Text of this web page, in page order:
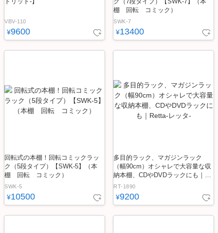
VBV-110
¥9600
棚 回転 コミック）
SWK-7
¥13400
回転式の本棚！回転コミックラッ
ク（5段タイプ）【SWK-5】（本
棚 回転 コミック）
SWK-5
¥10500
多目的ラック、マガジンラック
（幅90cm）オシャレで大容量な収
納本棚、CDやDVDラックにも｜Re
tta-レッタ-
RT-1890
¥9200